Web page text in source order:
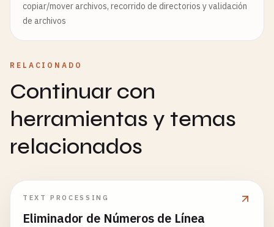
copiar/mover archivos, recorrido de directorios y validación
de archivos
RELACIONADO
Continuar con
herramientas y temas
relacionados
TEXT PROCESSING
Eliminador de Números de Línea